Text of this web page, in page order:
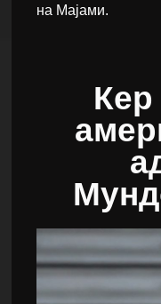
на Мајами.
Кер